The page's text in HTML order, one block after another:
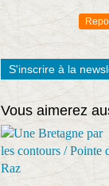
S'inscrire à la
Vous aimerez